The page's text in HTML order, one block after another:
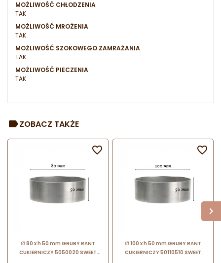
MOŻLIWOŚĆ CHŁODZENIA
TAK
MOŻLIWOŚĆ MROŻENIA
TAK
MOŻLIWOŚĆ SZOKOWEGO ZAMRAŻANIA
TAK
MOŻLIWOŚĆ PIECZENIA
TAK
ZOBACZ TAKŻE
∅ 80 x h 50 mm GRUBY RANT
CUKIERNICZY 5050020 SWEET

∅ 100 x h 50 mm GRUBY RANT
CUKIERNICZY 50110510 SWEET
